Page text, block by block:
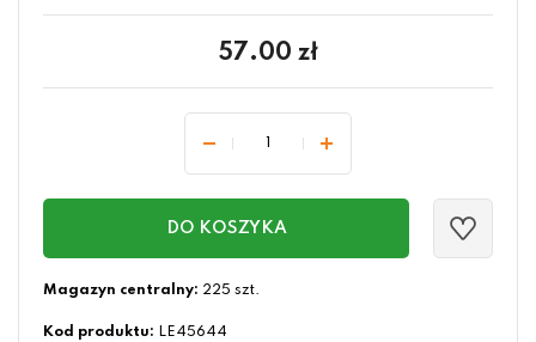
57.00 zł
DO KOSZYKA
Magazyn centralny: 225 szt.
Kod produktu: LE45644